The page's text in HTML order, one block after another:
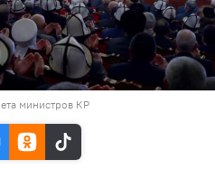
министров КР